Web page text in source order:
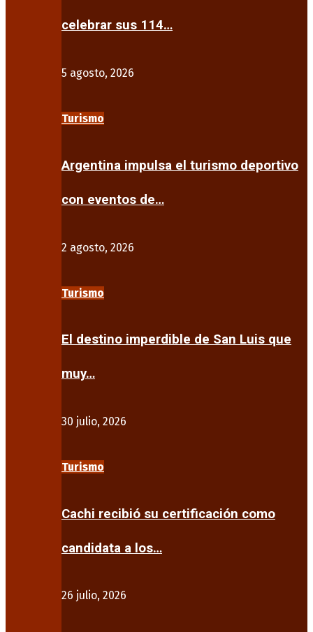
celebrar sus 114…
5 agosto, 2026
Turismo
Argentina impulsa el turismo deportivo
con eventos de…
2 agosto, 2026
Turismo
El destino imperdible de San Luis que
muy…
30 julio, 2026
Turismo
Cachi recibió su certificación como
candidata a los…
26 julio, 2026